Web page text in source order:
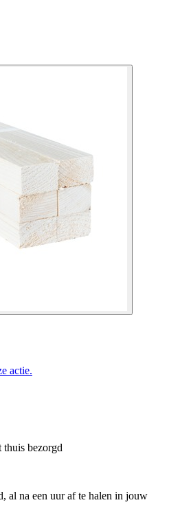
actie.
bezorgd
al na een uur af te halen in jouw